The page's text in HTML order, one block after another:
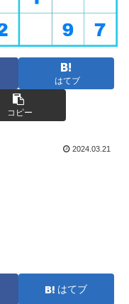
はてブ
コピー
2024.03.21
はてブ